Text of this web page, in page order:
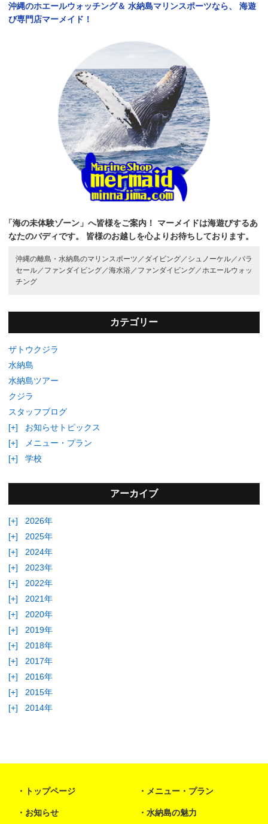
沖縄のホエールウォッチング＆ 水納島マリンスポーツなら、
海遊
び専門店マーメイド！
「海の未体験ゾーン」へ皆様をご案内！
マーメイドは海遊びするあ
なたのバディです。
皆様のお越しを心よりお待ちしております。
沖縄の離島・水納島のマリンスポーツ／ ダイビング／ シュノーケル／パラ
セール／ ファンダイビング／海水浴／ ファンダイビング／ホエールウォッ
チング
カテゴリー
ザトウクジラ
水納島
水納島ツアー
クジラ
スタッフブログ
[+]
お知らせトピックス
[+]
メニュー・プラン
[+]
学校
アーカイブ
[+]
2026年
[+]
2025年
[+]
2024年
[+]
2023年
[+]
2022年
[+]
2021年
[+]
2020年
[+]
2019年
[+]
2018年
[+]
2017年
[+]
2016年
[+]
2015年
[+]
2014年
トップページ メニュー・プラン
お知らせ 水納島の魅力